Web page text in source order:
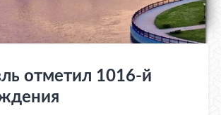
отметил 1016-й